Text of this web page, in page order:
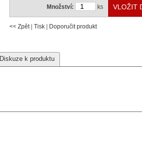
Množství: ks
<< Zpět| Tisk Doporučit produkt
Diskuze k produktu